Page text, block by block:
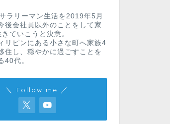
ラリーマン生活を2019年5月
後会社員以外のことをして家
ていこうと決意。
リピンにある小さな町へ家族4
住し、穏やかに過ごすことを
40代。
＼ Follow me ／